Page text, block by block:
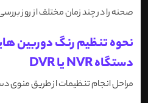
صحنه را در چند زمان مختلف از روز
نحوه تنظیم رنگ دوربین
دستگاه NVR یا DVR
مراحل انجام تنظیمات از طریق منوی